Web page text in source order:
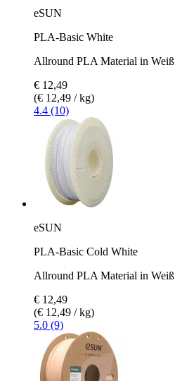
eSUN
PLA-Basic White
Allround PLA Material in Weiß
€ 12,49
(€ 12,49 / kg)
4.4 (10)
eSUN
PLA-Basic Cold White
Allround PLA Material in Weiß
€ 12,49
(€ 12,49 / kg)
5.0 (9)